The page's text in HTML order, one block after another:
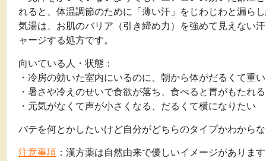
れると、体温調節のために「薄い汗」をじわじわと漏ら
気湯は、お肌のバリア（引き締め力）を強めて見えない
ャージする処方です。
向いている人・状態：
・冷房の効いた室内にいるのに、朝から体がだるくて重
・暑さや冷えのせいで食欲が落ち、食べると胃がもたれる
・元気がなくて声が小さくなる、だるくて横になりたい
バテを何とかしたいけど自分がどちらのタイプかわから
注意事項 ：漢方薬は自然由来で優しいイメージがありま